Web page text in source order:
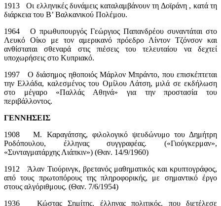
1913 Οι ελληνικές δυνάμεις καταλαμβάνουν τη Δοϊράνη , κατά τη
διάρκεια του Β’ Βαλκανικού Πολέμου.
1964 Ο πρωθυπουργός Γεώργιος Παπανδρέου συναντάται στο
Λευκό Οίκο με τον αμερικανό πρόεδρο Λίντον Τζόνσον και
ανθίσταται σθεναρά στις πιέσεις του τελευταίου να δεχτεί
υποχωρήσεις στο Κυπριακό.
1997 Ο διάσημος ηθοποιός Μάρλον Μπράντο, που επισκέπτεται
την Ελλάδα, καλεσμένος του Ομίλου Λάτση, μιλά σε εκδήλωση
στο μέγαρο «Παλλάς Αθηνά» για την προστασία του
περιβάλλοντος.
ΓΕΝΝΗΣΕΙΣ
1908 Μ. Καραγάτσης, φιλολογικό ψευδώνυμο του Δημήτρη
Ροδόπουλου, έλληνας συγγραφέας. («Γιούγκερμαν»,
«Συνταγματάρχης Λιάπκιν») (Θαν. 14/9/1960)
1912 Άλαν Τιούρινγκ, βρετανός μαθηματικός και κρυπτογράφος,
από τους πρωτοπόρους της πληροφορικής, με σημαντικό έργο
στους αλγόριθμους. (Θαν. 7/6/1954)
1936 Κώστας Σημίτης, έλληνας πολιτικός, που διετέλεσε